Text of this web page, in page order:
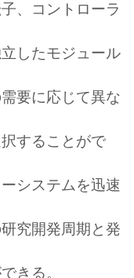
、コントローラ
したモジュール
要に応じて異な
することがで
システムを迅速
究開発周期と発
きる。